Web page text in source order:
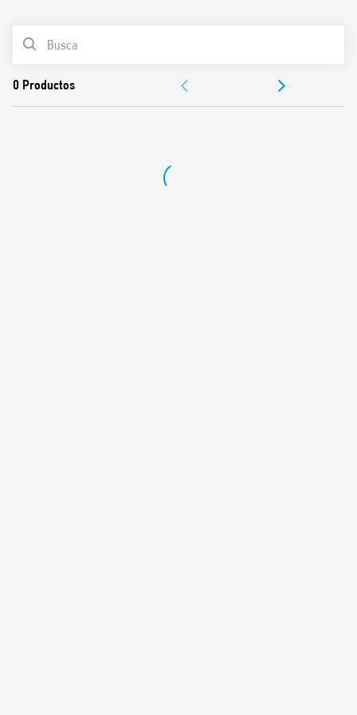
0 Productos